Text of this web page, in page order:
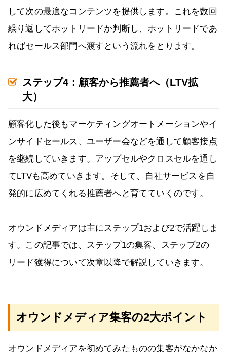
して次の最適なコンテンツを提供します。これを数回
繰り返してホットリードか判断し、ホットリードであ
ればセールス部門へ渡すという流れをとります。
ステップ4：顧客から推薦者へ（LTV拡
大）
顧客化した後もマーケティングオートメーションやイ
ンサイドセールス、ユーザー会などを通して顧客接点
を継続していきます。アップセルやクロスセルを通し
てLTVも高めていきます。そして、自社サービスを自
発的に広めてくれる推薦者へと育てていくのです。
オウンドメディアは主にステップ1および2で活躍しま
す。この記事では、ステップ1の集客、ステップ2の
リード獲得について次章以降で解説していきます。
オウンドメディア集客の2大ポイント
オウンドメディアを初めてみたものの集客がなかなか